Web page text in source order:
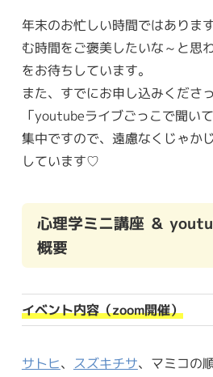
年末のお忙しい時間ではありま
む時間をご褒美したいな～と思
をお待ちしています。
また、すでにお申し込みくださ
「youtubeライブごっこで聞い
集中ですので、遠慮なくじゃか
しています♡
心理学ミニ講座 ＆
概要
イベント内容（zoom開催）
サトヒ、 スズキチサ、マミコの